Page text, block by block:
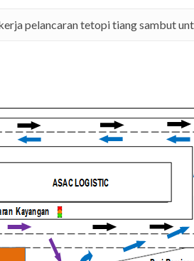
pelancaran tetopi tiang sambut